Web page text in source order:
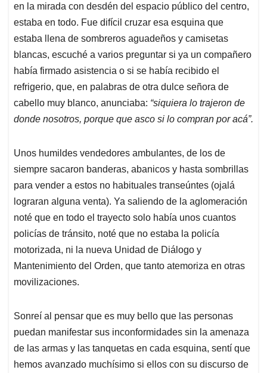
en la mirada con desdén del espacio público del centro,
estaba en todo. Fue difícil cruzar esa esquina que
estaba llena de sombreros aguadeños y camisetas
blancas, escuché a varios preguntar si ya un compañero
había firmado asistencia o si se había recibido el
refrigerio, que, en palabras de otra dulce señora de
cabello muy blanco, anunciaba: “siquiera lo trajeron de
donde nosotros, porque que asco si lo compran por acá”.
Unos humildes vendedores ambulantes, de los de
siempre sacaron banderas, abanicos y hasta sombrillas
para vender a estos no habituales transeúntes (ojalá
lograran alguna venta). Ya saliendo de la aglomeración
noté que en todo el trayecto solo había unos cuantos
policías de tránsito, noté que no estaba la policía
motorizada, ni la nueva Unidad de Diálogo y
Mantenimiento del Orden, que tanto atemoriza en otras
movilizaciones.
Sonreí al pensar que es muy bello que las personas
puedan manifestar sus inconformidades sin la amenaza
de las armas y las tanquetas en cada esquina, sentí que
hemos avanzado muchísimo si ellos con su discurso de